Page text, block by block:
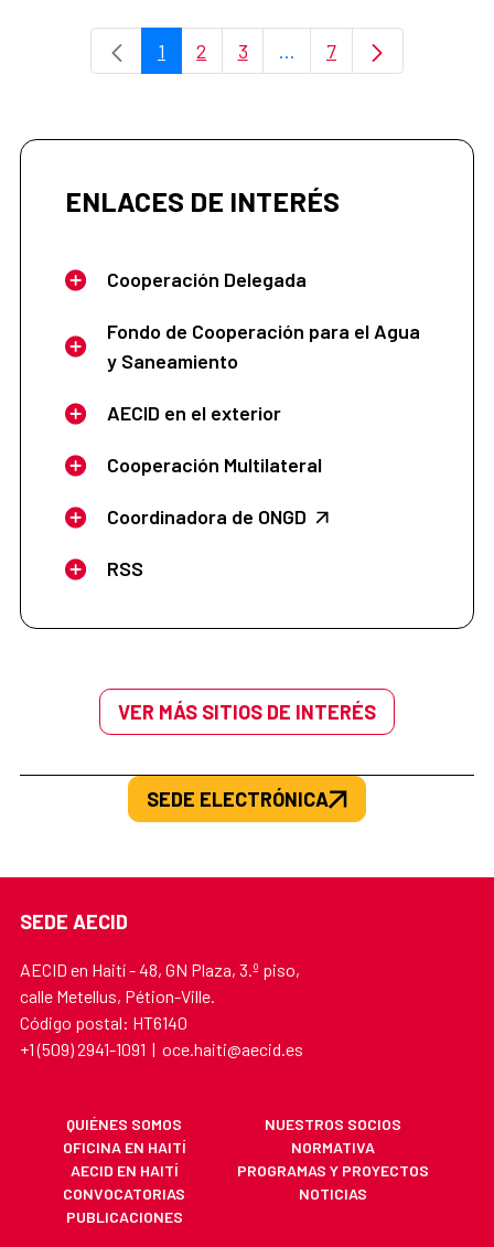
Página
1 Página
2 Página
3 ...Páginas intermedias
Página
7
ENLACES DE INTERÉS
Cooperación Delegada
Fondo de Cooperación para el Agua
y Saneamiento
AECID en el exterior
Cooperación Multilateral
Coordinadora de ONGD
RSS
VER MÁS SITIOS DE INTERÉS
SEDE ELECTRÓNICA
SEDE AECID
AECID en Haití - 48, GN Plaza, 3.º piso,
calle Metellus, Pétion-Ville.
Código postal: HT6140
+1 (509) 2941-1091 | oce.haiti@aecid.es
QUIÉNES SOMOS
NUESTROS SOCIOS
OFICINA EN HAITÍ
NORMATIVA
AECID EN HAITÍ
PROGRAMAS Y PROYECTOS
CONVOCATORIAS
NOTICIAS
PUBLICACIONES